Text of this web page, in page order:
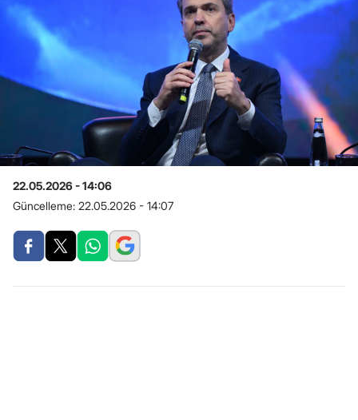
22.05.2026 - 14:06
Güncelleme: 22.05.2026 - 14:07